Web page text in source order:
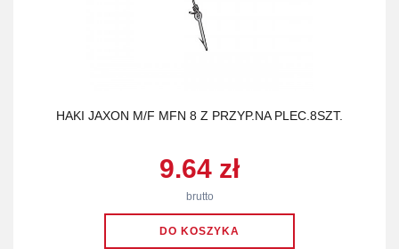
HAKI JAXON M/F MFN 8 Z PRZYP.NA PLEC.8SZT.
9.64 zł
brutto